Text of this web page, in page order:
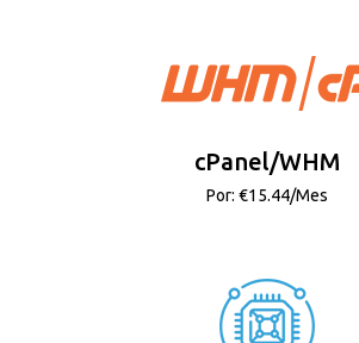
cPanel/WHM
Por: €15.44/Mes